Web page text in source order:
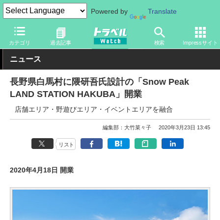
Powered by Translate
カテゴリ 過去記事 検索 Impressサイト
トラベル Watch 地域 国内旅行 中部
ニュース
長野県白馬村に隈研吾氏設計の「Snow Peak
LAND STATION HAKUBA」開業
店舗エリア・野遊びエリア・イベントエリアを融合
編集部：大竹菜々子 2020年3月23日 13:45
リスト
2020年4月18日 開業